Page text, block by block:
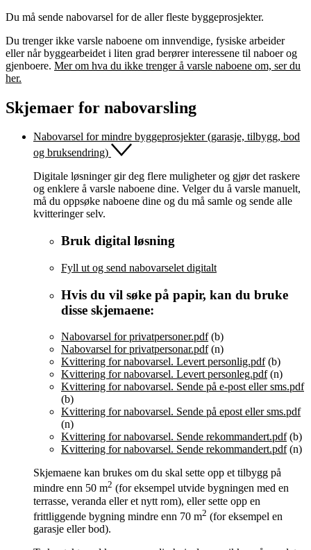
Du må sende nabovarsel for de aller fleste byggeprosjekter.
Du trenger ikke varsle naboene om innvendige, fysiske arbeider
eller når byggearbeidet i liten grad berører interessene til naboer og
gjenboere. Mer om hva du ikke trenger å varsle naboene om, ser du
her.
Skjemaer for nabovarsling
Nabovarsel for mindre byggeprosjekter (garasje, tilbygg, bod
og bruksendring)
Digitale løsninger gir deg flere muligheter og gjør det raskere
og enklere å varsle naboene dine. Velger du å varsle manuelt,
må du oppsøke naboene dine og du må samle og sende alle
kvitteringer selv.
Bruk digital løsning
Fyll ut og send nabovarselet digitalt
Hvis du vil søke på papir, kan du bruke
disse skjemaene:
Nabovarsel for privatpersoner.pdf(b)
Nabovarsel for privatpersonar.pdf(n)
Kvittering fornabovarsel. Levert personlig.pdf(b)
Kvittering fornabovarsel. Levert personleg.pdf(n)
Kvittering fornabovarsel. Sende på e-post eller sms.pdf
(b)
Kvittering fornabovarsel. Sende på epost eller sms.pdf
(n)
Kvittering fornabovarsel. Sende rekommandert.pdf(b)
Kvittering fornabovarsel. Sende rekommandert.pdf(n)
Skjemaene kan brukes om du skal sette opp et tilbygg på
mindre enn 50 m2 (for eksempel utvide bygningen med en
terrasse, veranda eller et nytt rom), eller sette opp en
frittliggende bygning mindre enn 70 m2 (for eksempel en
garasje eller bod).